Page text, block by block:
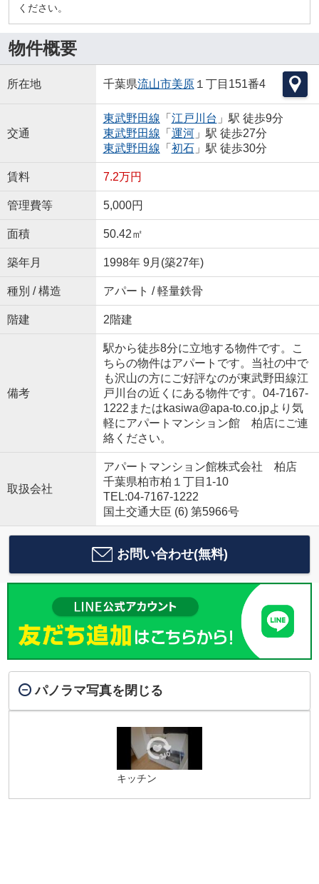
ください。
物件概要
所在地 千葉県流山市美原１丁目151番4
交通
東武野田線 「 江戸川台 」駅 徒歩9分
東武野田線 「 運河」駅 徒歩27分
東武野田線 「 初石」駅 徒歩30分
賃料 7.2万円
管理費等 5,000円
面積 50.42㎡
築年月 1998年 9月(築27年)
種別 / 構造 アパート / 軽量鉄骨
階建 2階建
備考
駅から徒歩8分に立地する物件です。こ
ちらの物件はアパートです。当社の中で
も沢山の方にご好評なのが東武野田線江
戸川台の近くにある物件です。04-7167-
1222またはkasiwa@apa-to.co.jpより気
軽にアパートマンション館 柏店にご連
絡ください。
取扱会社
アパートマンション館株式会社 柏店
千葉県柏市柏１丁目1-10
TEL:04-7167-1222
国土交通大臣 (6) 第5966号
お問い合わせ(無料)
パノラマ写真を閉じる
キッチン